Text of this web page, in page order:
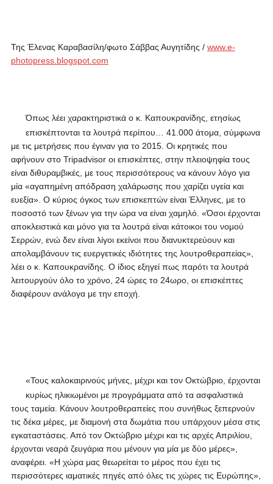
Της Έλενας Καραβασίλη/φωτο Σάββας Αυγητίδης / www.e-
photopress.blogspot.com
Όπως λέει χαρακτηριστικά ο κ. Καπουκρανίδης, ετησίως
επισκέπτονται τα λουτρά περίπου… 41.000 άτομα, σύμφωνα
με τις μετρήσεις που έγιναν για το 2015. Οι κρητικές που
αφήνουν στο Tripadvisor οι επισκέπτες, στην πλειοψηφία τους
είναι διθυραμβικές, με τους περισσότερους να κάνουν λόγο για
μία «αγαπημένη απόδραση χαλάρωσης που χαρίζει υγεία και
ευεξία». Ο κύριος όγκος των επισκεπτών είναι Έλληνες, με το
ποσοστό των ξένων για την ώρα να είναι χαμηλό. «Όσοι έρχονται
αποκλειστικά και μόνο για τα λουτρά είναι κάτοικοι του νομού
Σερρών, ενώ δεν είναι λίγοι εκείνοι που διανυκτερεύουν και
απολαμβάνουν τις ευεργετικές ιδιότητες της λουτροθεραπείας»,
λέει ο κ. Καπουκρανίδης. Ο ίδιος εξηγεί πως παρότι τα λουτρά
λειτουργούν όλο το χρόνο, 24 ώρες το 24ωρο, οι επισκέπτες
διαφέρουν ανάλογα με την εποχή.
«Τους καλοκαιρινούς μήνες, μέχρι και τον Οκτώβριο, έρχονται
κυρίως ηλικιωμένοι με προγράμματα από τα ασφαλιστικά
τους ταμεία. Κάνουν λουτροθεραπείες που συνήθως ξεπερνούν
τις δέκα μέρες, με διαμονή στα δωμάτια που υπάρχουν μέσα στις
εγκαταστάσεις. Από τον Οκτώβριο μέχρι και τις αρχές Απριλίου,
έρχονται νεαρά ζευγάρια που μένουν για μία με δύο μέρες»,
αναφέρει. «Η χώρα μας θεωρείται το μέρος που έχει τις
περισσότερες ιαματικές πηγές από όλες τις χώρες τις Ευρώπης»,